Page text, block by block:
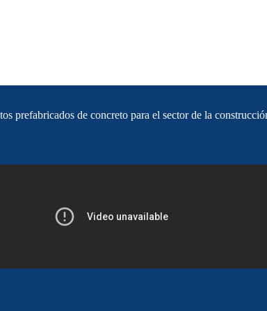
prefabricados de concreto para el sector de la